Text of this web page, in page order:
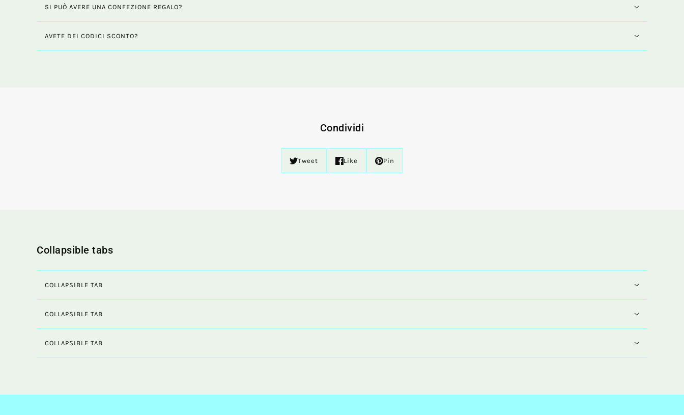
SI PUÒ AVERE UNA CONFEZIONE REGALO?
AVETE DEI CODICI SCONTO?
Condividi
Tweet Like Pin
Collapsible tabs
COLLAPSIBLE TAB
COLLAPSIBLE TAB
COLLAPSIBLE TAB